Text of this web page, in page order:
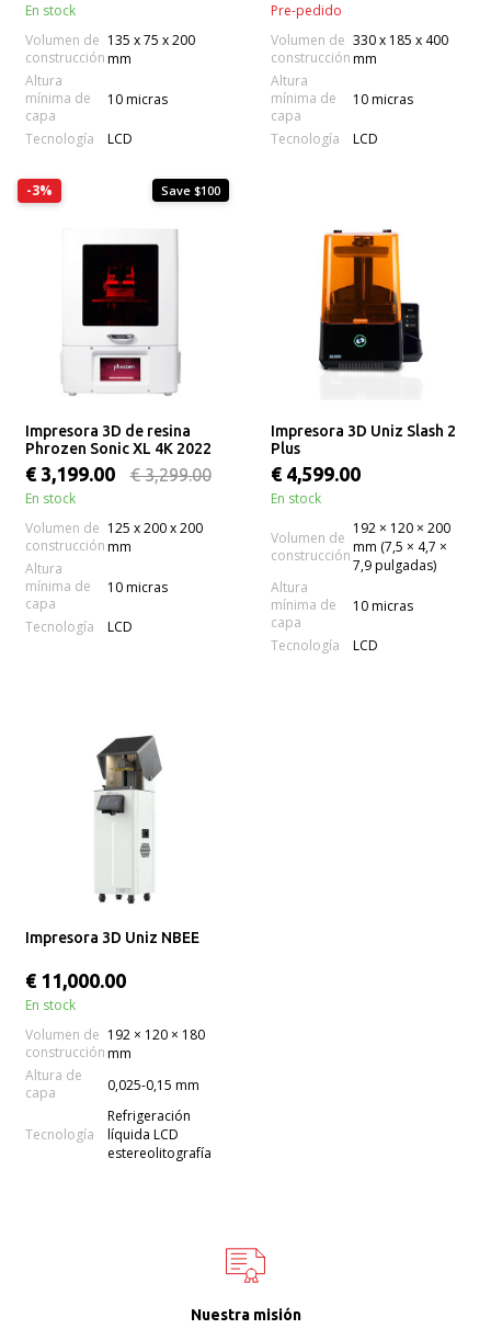
En stock
Volumen de
construcción
135 x 75 x 200
mm
Altura
mínima de
capa
10 micras
Tecnología LCD
Pre-pedido
Volumen de
construcción
330 x 185 x 400
mm
Altura
mínima de
capa
10 micras
Tecnología LCD
-3% Save $100
Impresora 3D de resina
Phrozen Sonic XL 4K 2022
€ 3,199.00 € 3,299.00
En stock
Volumen de
construcción
125 x 200 x 200
mm
Altura
mínima de
capa
10 micras
Tecnología LCD
Impresora 3D Uniz Slash 2
Plus
€ 4,599.00
En stock
Volumen de
construcción
192 × 120 × 200
mm (7,5 × 4,7 ×
7,9 pulgadas)
Altura
mínima de
capa
10 micras
Tecnología LCD
Impresora 3D Uniz NBEE
€ 11,000.00
En stock
Volumen de
construcción
192 × 120 × 180
mm
Altura de
capa
0,025-0,15 mm
Tecnología
Refrigeración
líquida LCD
estereolitografía
Nuestra misión